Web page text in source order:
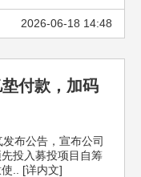
2026-06-18 14:48
付款，加码
布公告，宣布公司
投入募投项目自筹
.. [详内文]